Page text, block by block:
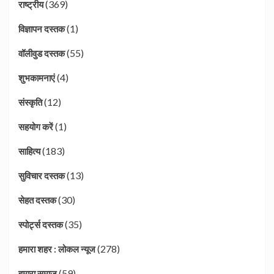
राष्ट्रीय(369)
विज्ञापन दस्तक(1)
वॉलीवुड दस्तक(55)
शुभकामनाएं(4)
संस्कृति(12)
सहयोग करें(1)
साहित्य(183)
सुविचार दस्तक(13)
सेहत दस्तक(30)
स्पोर्ट्स दस्तक(35)
हमारा शहर : लोकल न्यूज(278)